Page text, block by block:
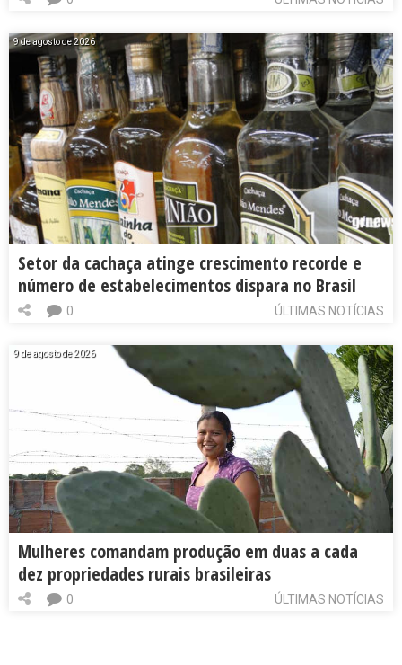
9 de agosto de 2026
Setor da cachaça atinge crescimento recorde e
número de estabelecimentos dispara no Brasil
ÚLTIMAS NOTÍCIAS
0
9 de agosto de 2026
Mulheres comandam produção em duas a cada
dez propriedades rurais brasileiras
ÚLTIMAS NOTÍCIAS
0